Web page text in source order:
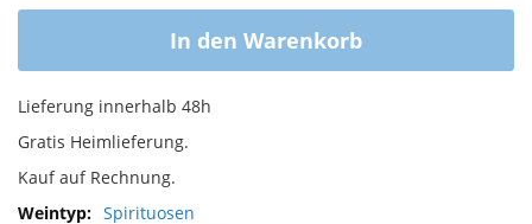
In den Warenkorb
Lieferung innerhalb 48h
Gratis Heimlieferung.
Kauf auf Rechnung.
Mehr
Spirituosen